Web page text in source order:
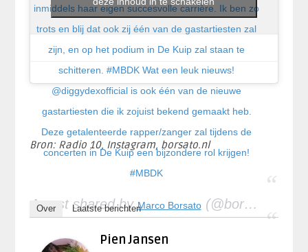
inmiddels haar eigen succesvolle carrière. Ik ben zo
trots en blij dat ook zij één van de gastartiesten zal
zijn, en op het podium in De Kuip zal staan te
schitteren. #MBDK Wat een leuk nieuws!
@diggydexofficial is ook één van de nieuwe
gastartiesten die ik zojuist bekend gemaakt heb.
Deze getalenteerde rapper/zanger zal tijdens de
concerten in De Kuip een bijzondere rol krijgen!
#MBDK
A post shared byMarco Borsato(@borsato) on
Bron: Radio 10, Instagram, borsato.nl
Over Laatste berichten
Pien Jansen